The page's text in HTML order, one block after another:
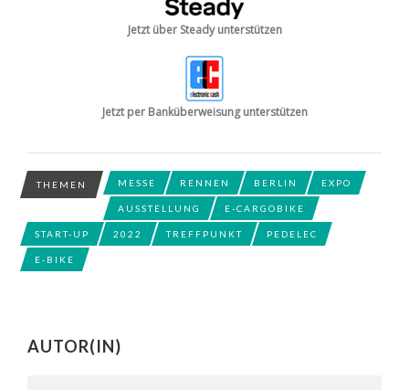
Jetzt über Steady unterstützen
Jetzt per Banküberweisung unterstützen
THEMEN MESSE RENNEN BERLIN EXPO
AUSSTELLUNG E-CARGOBIKE
START-UP 2022 TREFFPUNKT PEDELEC
E-BIKE
AUTOR(IN)